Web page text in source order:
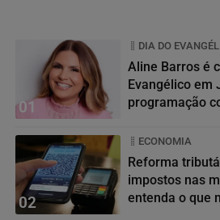
01
DIA DO
Aline Barros é
Evangélico em
programação
02
ECONOMIA
Reforma
impostos nas
entenda o que